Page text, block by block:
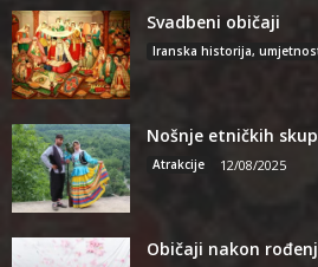
Svadbeni običaji
Iranska historija,
Nošnje etničkih
Atrakcije 12/08/2025
Običaji nakon